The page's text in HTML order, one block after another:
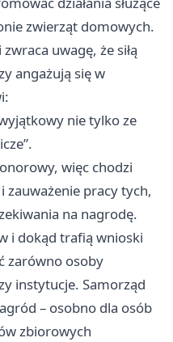
zwierząt domowych.
uwagę, że siłą
angażują się w
nie tylko ze
więc chodzi
zauważenie pracy tych,
na nagrodę.
i dokąd trafią wnioski
zarówno osoby
instytucje. Samorząd
– osobno dla osób
zbiorowych